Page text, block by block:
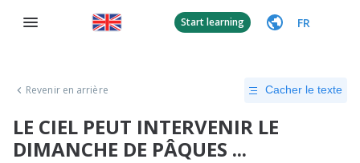
Start learning FR
Revenir en arrière Cacher le texte
LE CIEL PEUT INTERVENIR LE
DIMANCHE DE PÂQUES ...